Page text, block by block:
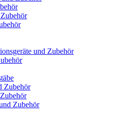
und Zubehör
Zubehör
Zubehör